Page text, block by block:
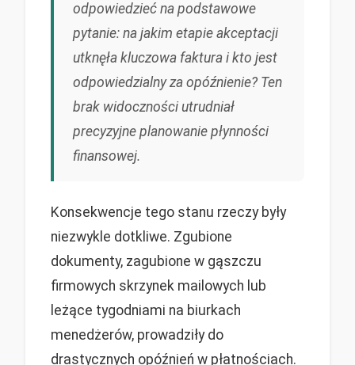
odpowiedzieć na podstawowe
pytanie: na jakim etapie akceptacji
utknęła kluczowa faktura i kto jest
odpowiedzialny za opóźnienie? Ten
brak widoczności utrudniał
precyzyjne planowanie płynności
finansowej.
Konsekwencje tego stanu rzeczy były
niezwykle dotkliwe. Zgubione
dokumenty, zagubione w gąszczu
firmowych skrzynek mailowych lub
leżące tygodniami na biurkach
menedżerów, prowadziły do
drastycznych opóźnień w płatnościach.